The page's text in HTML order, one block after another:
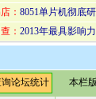
： 8051单片机彻底
： 2013年最具影响
论坛统计 本栏